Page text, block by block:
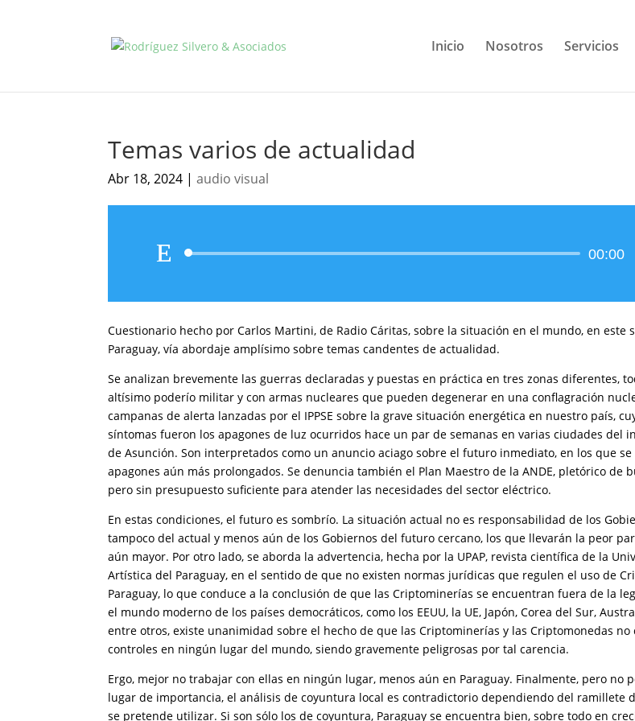
Inicio Nosotros Servicios
Temas varios de actualidad
Abr 18, 2024 |audio visual
Reproductor
00:00
Cuestionario hecho por Carlos Martini, de Radio Cáritas, sobre la situación en el mundo, en este
Paraguay, vía abordaje amplísimo sobre temas candentes de actualidad.
Se analizan brevemente las guerras declaradas y puestas en práctica en tres zonas diferentes,
altísimo poderío militar y con armas nucleares que pueden degenerar en una conflagración
campanas de alerta lanzadas por el IPPSE sobre la grave situación energética en nuestro país,
síntomas fueron los apagones de luz ocurridos hace un par de semanas en varias ciudades del
de Asunción. Son interpretados como un anuncio aciago sobre el futuro inmediato, en los que
apagones aún más prolongados. Se denuncia también el Plan Maestro de la ANDE, pletórico de
pero sin presupuesto suficiente para atender las necesidades del sector eléctrico.
En estas condiciones, el futuro es sombrío. La situación actual no es responsabilidad de los
tampoco del actual y menos aún de los Gobiernos del futuro cercano, los que llevarán la peor
aún mayor. Por otro lado, se aborda la advertencia, hecha por la UPAP, revista científica de la
Artística del Paraguay, en el sentido de que no existen normas jurídicas que regulen el uso de
Paraguay, lo que conduce a la conclusión de que las Criptominerías se encuentran fuera de la
el mundo moderno de los países democráticos, como los EEUU, la UE, Japón, Corea del Sur,
entre otros, existe unanimidad sobre el hecho de que las Criptominerías y las Criptomonedas no
controles en ningún lugar del mundo, siendo gravemente peligrosas por tal carencia.
Ergo, mejor no trabajar con ellas en ningún lugar, menos aún en Paraguay. Finalmente, pero no
lugar de importancia, el análisis de coyuntura local es contradictorio dependiendo del ramillete
se pretende utilizar. Si son sólo los de coyuntura, Paraguay se encuentra bien, sobre todo en